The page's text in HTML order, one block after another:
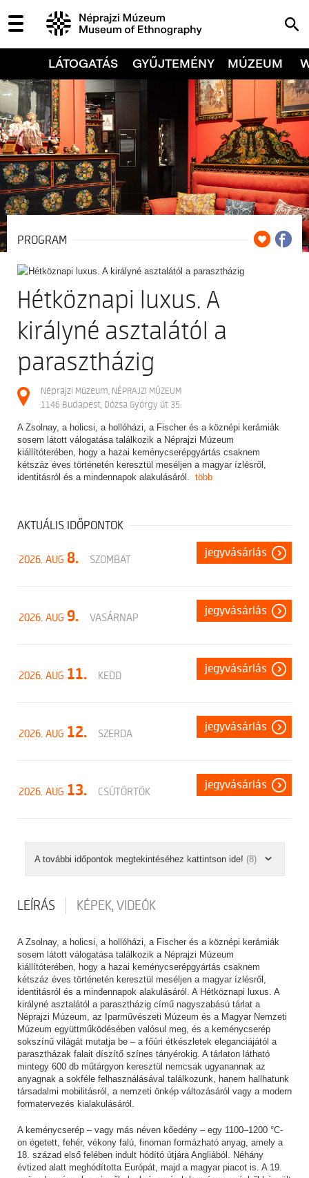
LÁTOGATÁS GYŰJTEMÉNY MÚZEUM
PROGRAM
Hétköznapi luxus. A
királyné asztalától a
parasztházig
Néprajzi Múzeum, NÉPRAJZI MÚZEUM
1146 Budapest, Dózsa György út 35.
A Zsolnay, a holicsi, a hollóházi, a Fischer és a köznépi kerámiák
sosem látott válogatása találkozik a Néprajzi Múzeum
kiállítóterében, hogy a hazai keménycserépgyártás csaknem
kétszáz éves történetén keresztül meséljen a magyar ízlésről,
identitásról és a mindennapok alakulásáról. több
AKTUÁLIS IDŐPONTOK
2026. AUG 8. SZOMBAT
jegyvásárlás
2026. AUG 9. VASÁRNAP
jegyvásárlás
2026. AUG 11. KEDD
jegyvásárlás
2026. AUG 12. SZERDA
jegyvásárlás
2026. AUG 13. CSÜTÖRTÖK
jegyvásárlás
A további időpontok megtekintéséhez kattintson ide! (8)
LEÍRÁS KÉPEK, VIDEÓK
A Zsolnay, a holicsi, a hollóházi, a Fischer és a köznépi kerámiák
sosem látott válogatása találkozik a Néprajzi Múzeum
kiállítóterében, hogy a hazai keménycserépgyártás csaknem
kétszáz éves történetén keresztül meséljen a magyar ízlésről,
identitásról és a mindennapok alakulásáról. A Hétköznapi luxus. A
királyné asztalától a parasztházig című nagyszabású tárlat a
Néprajzi Múzeum, az Iparművészeti Múzeum és a Magyar Nemzeti
Múzeum együttműködésében valósul meg, és a keménycserép
sokszínű világát mutatja be – a főúri étkészletek eleganciájától a
parasztházak falait díszítő színes tányérokig. A tárlaton látható
mintegy 600 db műtárgyon keresztül nemcsak ugyanannak az
anyagnak a sokféle felhasználásával találkozunk, hanem hallhatunk
társadalmi mobilitásról, a nemzeti önkép változásáról vagy a modern
formatervezés kialakulásáról.
A keménycserép – vagy más néven kőedény – egy 1100–1200 °C-
on égetett, fehér, vékony falú, finoman formázható anyag, amely a
18. század első felében indult hódító útjára Angliából. Néhány
évtized alatt meghódította Európát, majd a magyar piacot is. A 19.